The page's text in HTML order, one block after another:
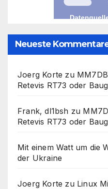
Neueste
Joerg Korte zu
Retevis RT73 oder
Frank, dl1bsh zu
Retevis RT73 oder
Mit einem Watt um die
der Ukraine
Joerg Korte zu Linux